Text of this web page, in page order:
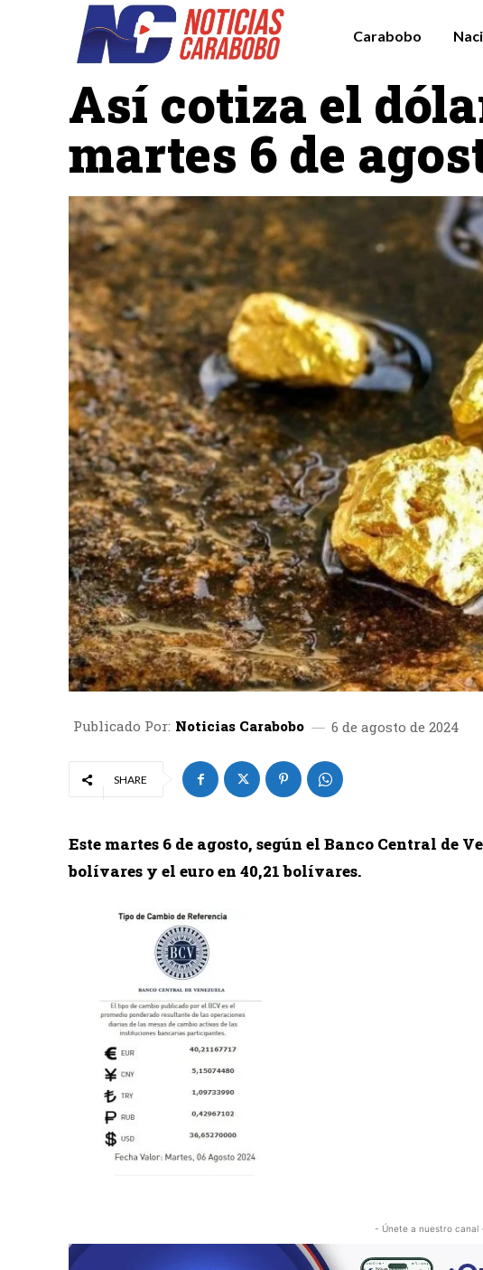
Carabobo
Destacadas Economía
Así cotiza el
martes 6 de
Publicado Por: Noticias Carabobo 6 de agosto de 2024
SHARE
Este martes 6 de agosto, según el Banco Central de
bolívares y el euro en 40,21 bolívares.
- Únete a nuestro canal